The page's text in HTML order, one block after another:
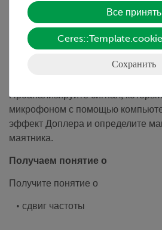
2. Определите скорость
маятника с помощью эффекта
Если доплеровский передатчик с
гармонично колеблется над
Проанализируйте сигнал,
микрофоном с помощью
эффект Доплера и определите
маятника.
Получаем понятие о
Получите понятие о
• сдвиг частоты
Все принять
Сохранить